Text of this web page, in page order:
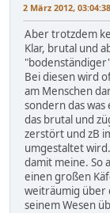
2 März 2012, 03:04:38
Aber trotzdem
Klar, brutal und
Bei diesen wird
am Menschen
sondern das was
das brutal und
zerstört und zB
umgestaltet
damit meine. So
einen großen
weiträumig über
seinem Wesen